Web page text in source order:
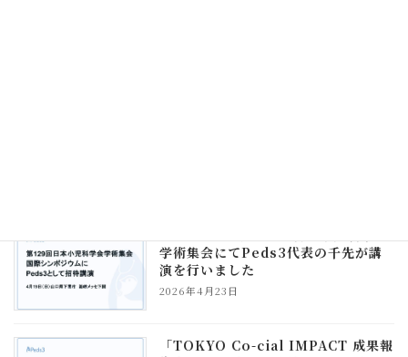
学術集会にてPeds3代表の千先が講
演を行いました
2026年4月23日
「TOKYO Co-cial IMPACT 成果報